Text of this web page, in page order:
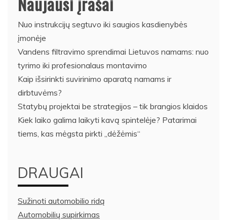
Nuo instrukcijų segtuvo iki saugios kasdienybės
įmonėje
Vandens filtravimo sprendimai Lietuvos namams: nuo
tyrimo iki profesionalaus montavimo
Kaip išsirinkti suvirinimo aparatą namams ir
dirbtuvėms?
Statybų projektai be strategijos – tik brangios klaidos
Kiek laiko galima laikyti kavą spintelėje? Patarimai
tiems, kas mėgsta pirkti „dėžėmis“
DRAUGAI
Sužinoti automobilio ridą
Automobilių supirkimas